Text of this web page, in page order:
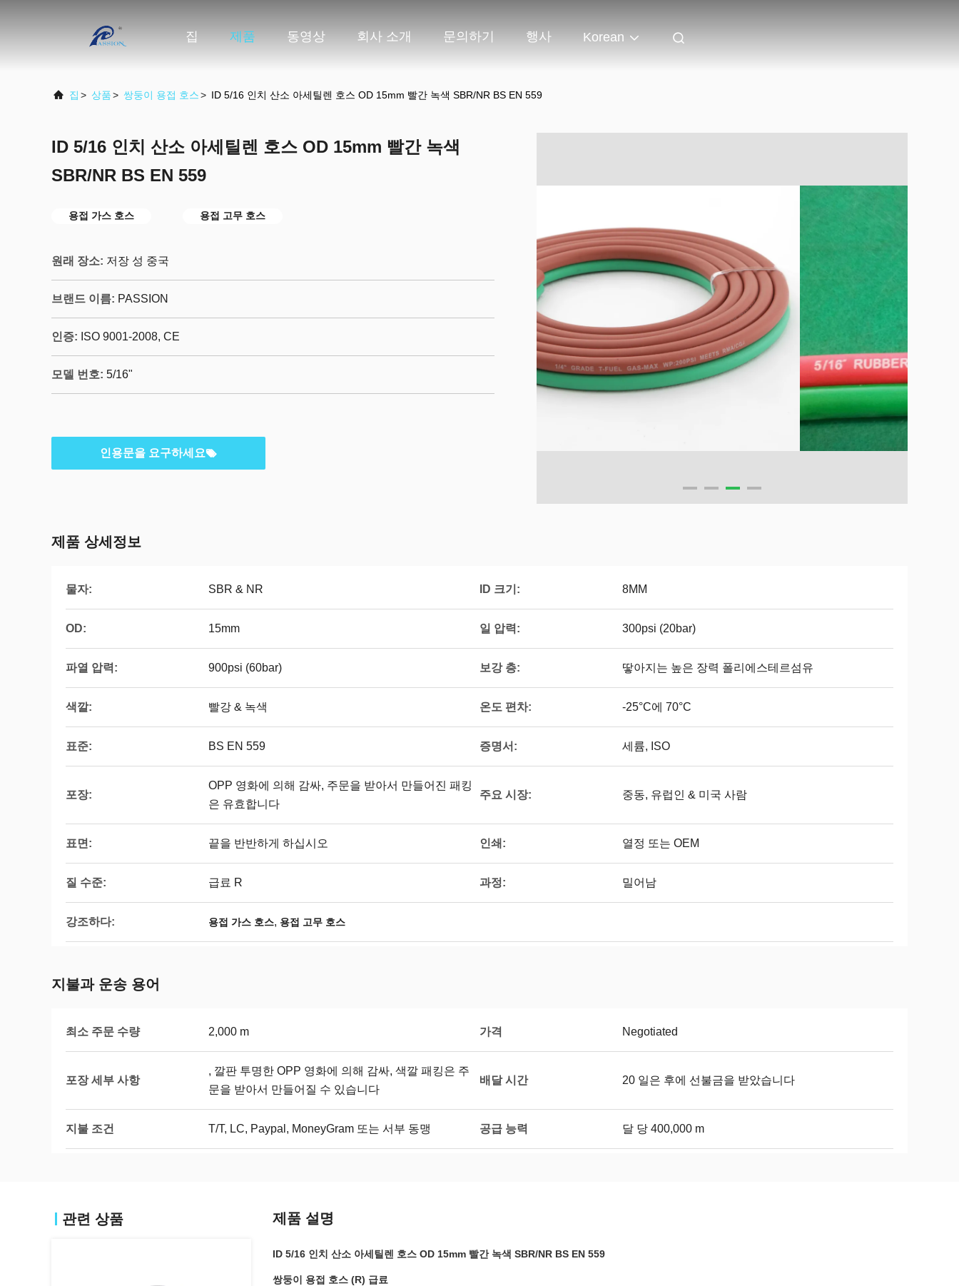
집 제품 동영상 회사 소개 문의하기 행사 Korean
집 > 상품> 쌍둥이 용접 호스> ID 5/16 인치 산소 아세틸렌 호스 OD 15mm 빨간 녹색 SBR/NR BS EN 559
ID 5/16 인치 산소 아세틸렌 호스 OD 15mm 빨간 녹색
SBR/NR BS EN 559
용접 가스 호스 용접 고무 호스
원래 장소: 저장 성 중국
브랜드 이름: PASSION
인증: ISO 9001-2008, CE
모델 번호: 5/16"
인용문을 요구하세요
제품 상세정보
물자: SBR & NR ID 크기: 8MM
OD: 15mm 일 압력: 300psi (20bar)
파열 압력: 900psi (60bar) 보강 층: 땋아지는 높은 장력 폴리에스테르섬유
색깔: 빨강 & 녹색 온도 편차: -25°C에 70°C
표준: BS EN 559 증명서: 세륨, ISO
포장:
OPP 영화에 의해 감싸, 주문을 받아서 만들어진 패킹
은 유효합니다
주요 시장: 중동, 유럽인 & 미국 사람
표면: 끝을 반반하게 하십시오 인쇄: 열정 또는 OEM
질 수준: 급료 R 과정: 밀어남
강조하다: 용접 가스 호스, 용접 고무 호스
지불과 운송 용어
최소 주문 수량 2,000 m 가격 Negotiated
포장 세부 사항
, 깔판 투명한 OPP 영화에 의해 감싸, 색깔 패킹은 주
문을 받아서 만들어질 수 있습니다
배달 시간 20 일은 후에 선불금을 받았습니다
지불 조건 T/T, LC, Paypal, MoneyGram 또는 서부 동맹 공급 능력 달 당 400,000 m
관련 상품 제품 설명
ID 5/16 인치 산소 아세틸렌 호스 OD 15mm 빨간 녹색 SBR/NR BS EN 559
쌍둥이 용접 호스 (R) 급료